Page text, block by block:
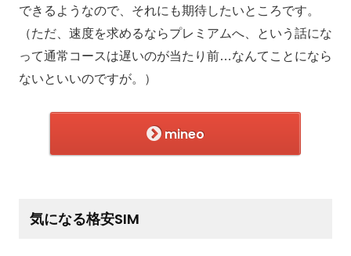
できるようなので、それにも期待したいところです。
（ただ、速度を求めるならプレミアムへ、という話にな
って通常コースは遅いのが当たり前…なんてことになら
ないといいのですが。）
mineo
気になる格安SIM